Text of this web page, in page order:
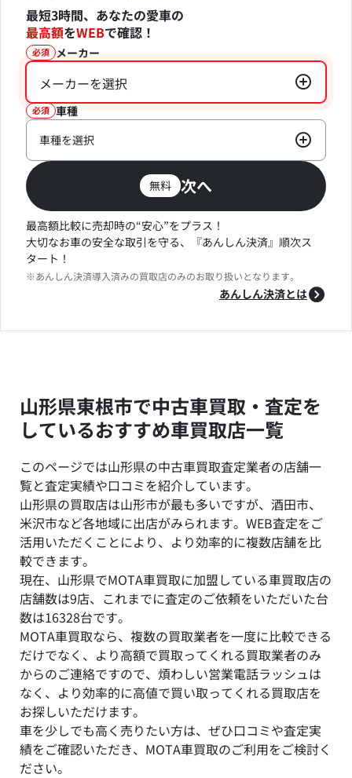
最短3時間、あなたの愛車の
最高額をWEBで確認！
必須 メーカー
メーカーを選択
必須 車種
車種を選択
無料 次へ
最高額比較に売却時の“安心”をプラス！
大切なお車の安全な取引を守る、『あんしん決済』順次ス
タート！
※あんしん決済導入済みの買取店のみのお取り扱いとなります。
あんしん決済とは
山形県東根市で中古車買取・査定を
しているおすすめ車買取店一覧
このページでは山形県の中古車買取査定業者の店舗一
覧と査定実績や口コミを紹介しています。
山形県の買取店は山形市が最も多いですが、酒田市、
米沢市など各地域に出店がみられます。WEB査定をご
活用いただくことにより、より効率的に複数店舗を比
較できます。
現在、山形県でMOTA車買取に加盟している車買取店の
店舗数は9店、これまでに査定のご依頼をいただいた台
数は16328台です。
MOTA車買取なら、複数の買取業者を一度に比較できる
だけでなく、より高額で買取ってくれる買取業者のみ
からのご連絡ですので、煩わしい営業電話ラッシュは
なく、より効率的に高値で買い取ってくれる買取店を
お探しいただけます。
車を少しでも高く売りたい方は、ぜひ口コミや査定実
績をご確認いただき、MOTA車買取のご利用をご検討く
ださい。